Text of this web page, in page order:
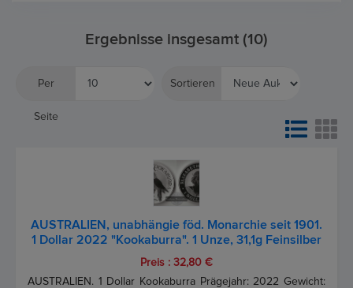
Ergebnisse insgesamt (10)
Per
Seite
Sortieren
AUSTRALIEN, unabhängie föd. Monarchie seit 1901.
1 Dollar 2022 "Kookaburra". 1 Unze, 31,1g Feinsilber
Preis : 32,80 €
AUSTRALIEN. 1 Dollar Kookaburra Prägejahr: 2022 Gewicht: